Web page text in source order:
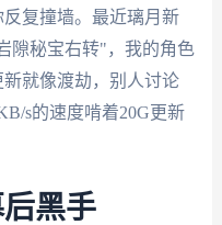
复撞墙。最近璃月新
隙秘宝右转"，我的角色
就像渡劫，别人讨论
s的速度啃着20G更新
黑手